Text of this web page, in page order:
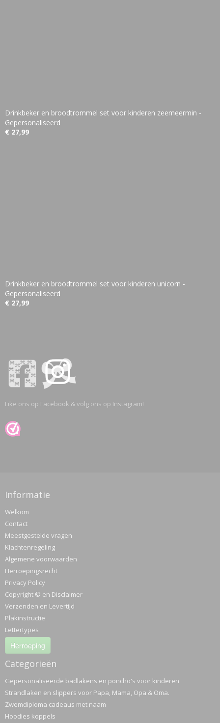
Drinkbeker en broodtrommel set voor kinderen zeemeermin -
Gepersonaliseerd
€ 27,99
Drinkbeker en broodtrommel set voor kinderen unicorn -
Gepersonaliseerd
€ 27,99
Like ons op Facebook & volg ons op Instagram!
Informatie
Welkom
Contact
Meestgestelde vragen
Klachtenregeling
Algemene voorwaarden
Herroepingsrecht
Privacy Policy
Copyright © en Disclaimer
Verzenden en Levertijd
Plakinstructie
Lettertypes
Herroeping
Categorieën
Gepersonaliseerde badlakens en poncho's voor kinderen
Strandlaken en slippers voor Papa, Mama, Opa & Oma.
Zwemdiploma cadeaus met naam
Hoodies koppels